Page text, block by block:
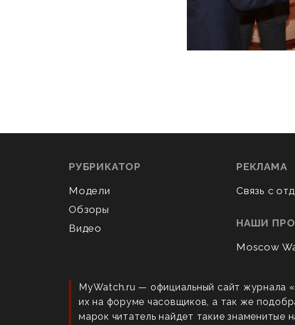
РУБРИКАТОР
Модели
Обзоры
Видео
РЕКЛАМА
Связь с
НАШИ
Moscow
MyWatch.ru — официальный сайт журнала
их на форуме часовщиков, а так же
марок читатель найдет такие знаменитые